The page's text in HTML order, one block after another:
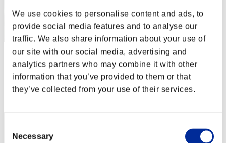
We use cookies to personalise content and ads, to
provide social media features and to analyse our
traffic. We also share information about your use of
our site with our social media, advertising and
analytics partners who may combine it with other
information that you’ve provided to them or that
they’ve collected from your use of their services.
Selection
Necessary
ΛLØNE
Puntos:Lv:1/01'34"66
Posición